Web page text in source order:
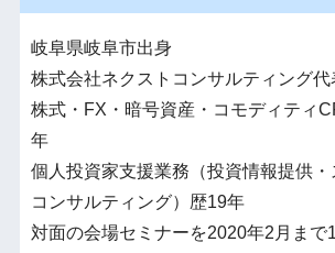
岐阜県岐阜市出身
株式会社ネクストコンサルティング代
株式・FX・暗号資産・コモディティ
年
個人投資家支援業務（投資情報提供・
コンサルティング）歴19年
対面の会場セミナーを2020年2月まで